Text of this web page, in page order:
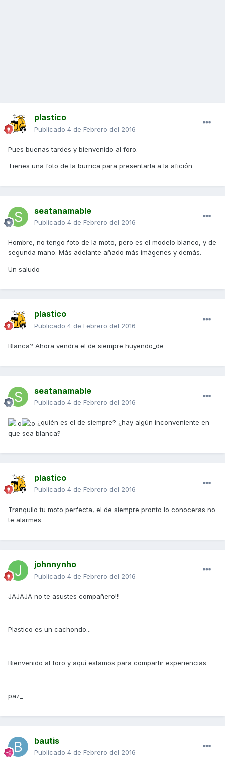
plastico
Publicado 4 de Febrero del 2016
Pues buenas tardes y bienvenido al foro.
Tienes una foto de la burrica para presentarla a la afición
seatanamable
Publicado 4 de Febrero del 2016
Hombre, no tengo foto de la moto, pero es el modelo blanco, y de
segunda mano. Más adelante añado más imágenes y demás.
Un saludo
plastico
Publicado 4 de Febrero del 2016
Blanca? Ahora vendra el de siempre huyendo_de
seatanamable
Publicado 4 de Febrero del 2016
¿quién es el de siempre? ¿hay algún inconveniente en
que sea blanca?
plastico
Publicado 4 de Febrero del 2016
Tranquilo tu moto perfecta, el de siempre pronto lo conoceras no
te alarmes
johnnynho
Publicado 4 de Febrero del 2016
JAJAJA no te asustes compañero!!!
Plastico es un cachondo...
Bienvenido al foro y aquí estamos para compartir experiencias
paz_
bautis
Publicado 4 de Febrero del 2016